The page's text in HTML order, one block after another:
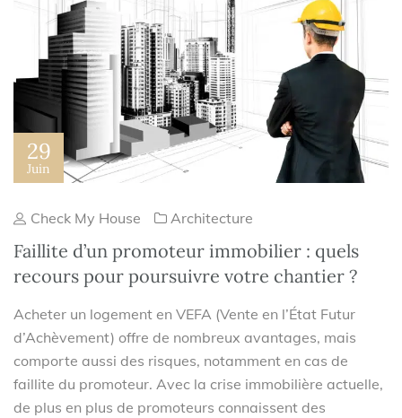
29
Juin
Check My House Architecture
Faillite d’un promoteur immobilier : quels
recours pour poursuivre votre chantier ?
Acheter un logement en VEFA (Vente en l’État Futur
d’Achèvement) offre de nombreux avantages, mais
comporte aussi des risques, notamment en cas de
faillite du promoteur. Avec la crise immobilière actuelle,
de plus en plus de promoteurs connaissent des